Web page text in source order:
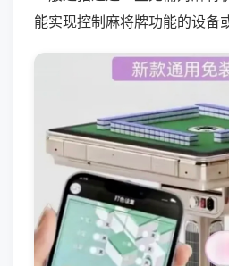
能实现控制麻将牌功能的设备